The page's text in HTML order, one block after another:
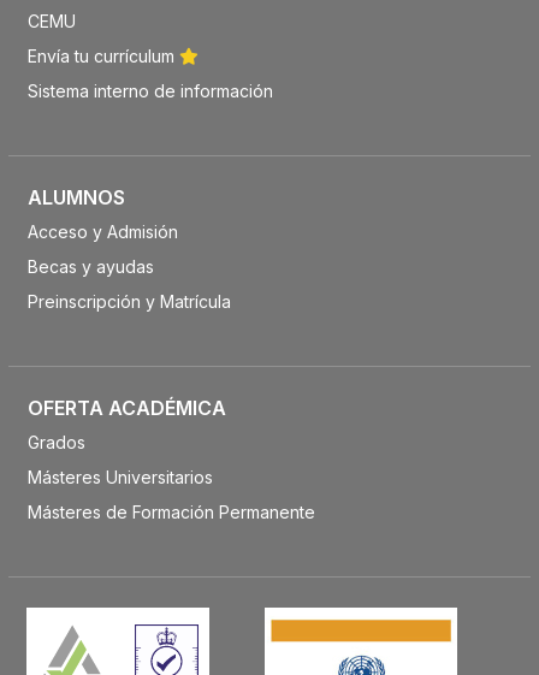
CEMU
Envía tu currículum
Sistema interno de información
ALUMNOS
Acceso y Admisión
Becas y ayudas
Preinscripción y Matrícula
OFERTA ACADÉMICA
Grados
Másteres Universitarios
Másteres de Formación Permanente